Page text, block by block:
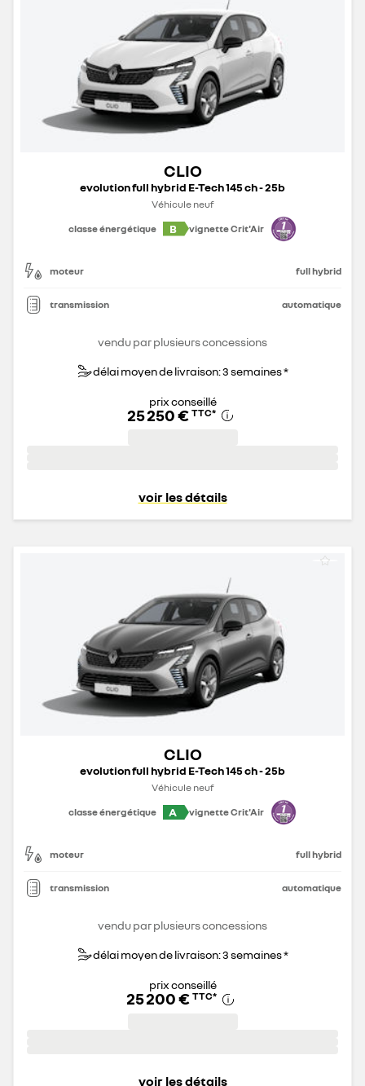
CLIO
evolution full hybrid E-Tech 145 ch - 25b
Véhicule neuf
classe énergétique
B vignette Crit'Air
moteur full hybrid
transmission automatique
vendu par plusieurs concessions
délai moyen de livraison: 3 semaines *
prix conseillé
25 250 € TTC*
voir les détails
CLIO
evolution full hybrid E-Tech 145 ch - 25b
Véhicule neuf
classe énergétique
A vignette Crit'Air
moteur full hybrid
transmission automatique
vendu par plusieurs concessions
délai moyen de livraison: 3 semaines *
prix conseillé
25 200 € TTC*
voir les détails